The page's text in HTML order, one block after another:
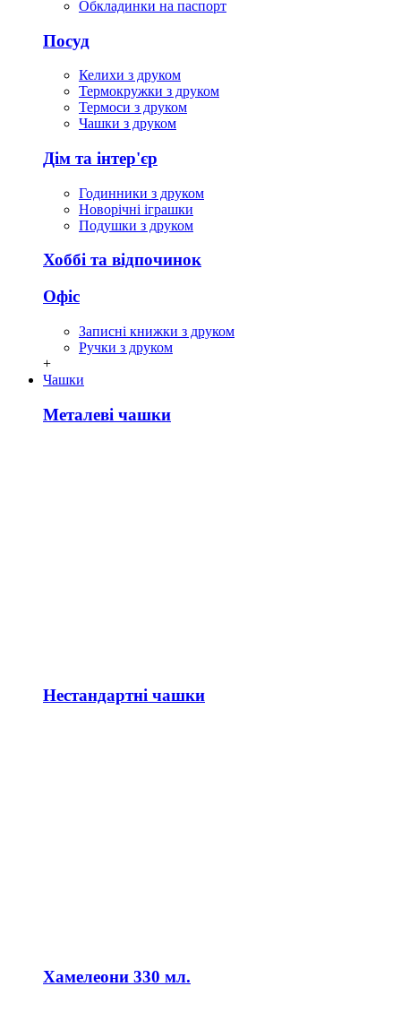
Обкладинки на паспорт
Посуд
Келихи з друком
Термокружки з друком
Термоси з друком
Чашки з друком
Дім та інтер'єр
Годинники з друком
Новорічні іграшки
Подушки з друком
Хоббі та відпочинок
Офіс
Записні книжки з друком
Ручки з друком
+
Чашки
Металеві чашки
Нестандартні чашки
Хамелеони 330 мл.